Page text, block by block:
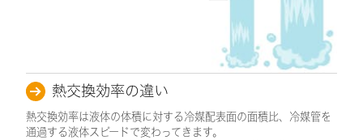
熱交換効率の違い
熱交換効率は液体の体積に対する冷媒配表面の面積比、冷媒管を
通過する液体スピードで変わってきます。